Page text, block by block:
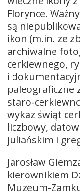
Florynce.
są
ikon (m.in. ze
archiwalne
cerkiewnego,
i
paleograficzne
staro-
wykaz świąt
liczbowy,
juliańskim i
Jarosław
kierownikiem
Muzeum-